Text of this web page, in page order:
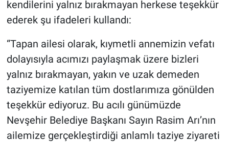
kendilerini yalnız bırakmayan herkese teşekkür
ederek şu ifadeleri kullandı:
“Tapan ailesi olarak, kıymetli annemizin vefatı
dolayısıyla acımızı paylaşmak üzere bizleri
yalnız bırakmayan, yakın ve uzak demeden
taziyemize katılan tüm dostlarımıza gönülden
teşekkür ediyoruz. Bu acılı günümüzde
Nevşehir Belediye Başkanı Sayın Rasim Arı’nın
ailemize gerçekleştirdiği anlamlı taziye ziyareti
Haberde İnsan